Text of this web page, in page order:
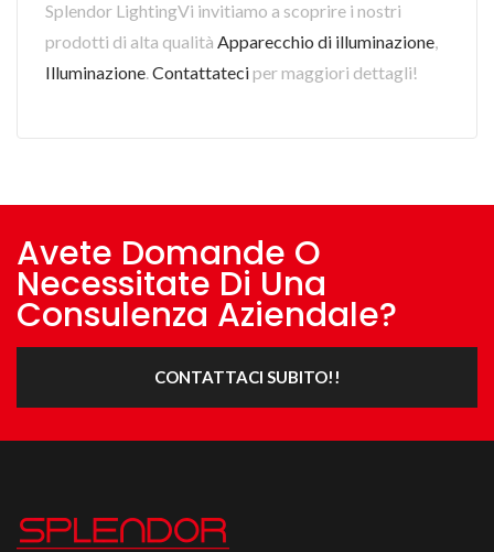
Splendor LightingVi invitiamo a scoprire i nostri
prodotti di alta qualità Apparecchio di illuminazione,
Illuminazione.Contattateciper maggiori dettagli!
Avete Domande O
Necessitate Di Una
Consulenza Aziendale?
CONTATTACI SUBITO!!